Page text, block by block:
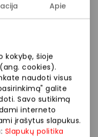
Apie
kokybę, šioje
cookies).
naudoti visus
galite
Savo sutikimą
interneto
įrašytus slapukus.
Slapukų politika
(ar) filmuojamas.
būti užfiksuotas
AKROPOLIS gali
paskelbti
socialinių tinklų
pranešimuose.
tvarkymą